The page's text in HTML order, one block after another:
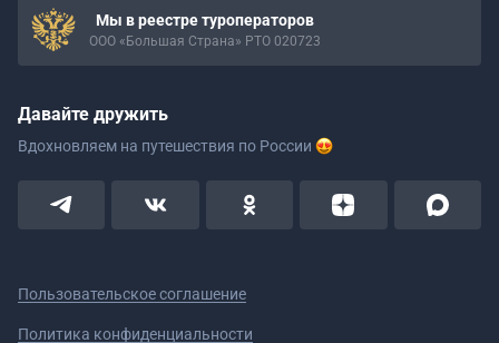
Мы в реестре туроператоров
ООО «Большая Страна» РТО 020723
Давайте дружить
Вдохновляем на путешествия по России
Пользовательское соглашение
Политика конфиденциальности